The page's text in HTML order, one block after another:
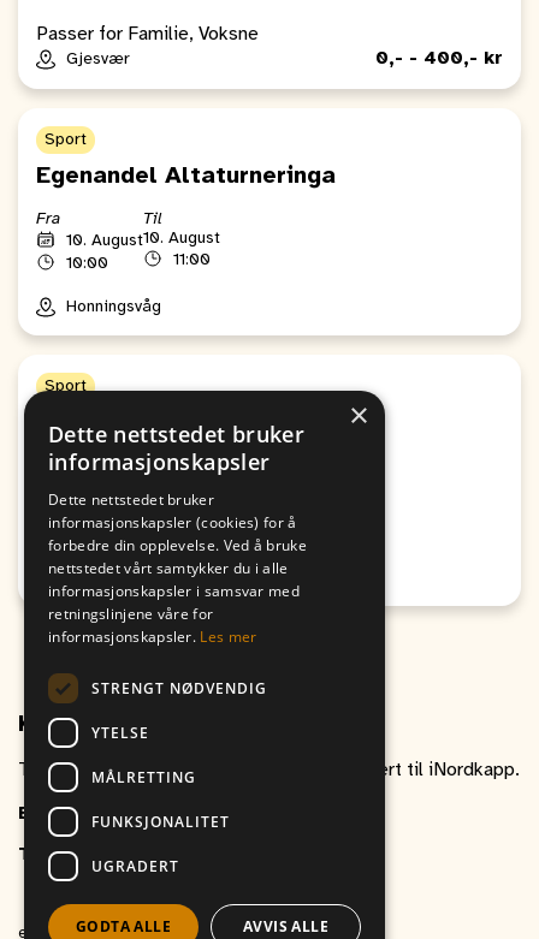
Passer for Familie, Voksne
Gjesvær 0,- - 400,- kr
Sport
Egenandel Altaturneringa
Fra
10. August
10:00
Til
10. August
11:00
Honningsvåg
Sport
A-Lag
Fra
19:20
Til
20:20
Passer for Unge, Voksne
Honningsvåg
Kontakt oss
Ta gjerne kontakt om du har spørsmål relatert til iNordkapp.
E-post
inordkapp@vitikka.no
Telefon
et produkt avVitikka AS
×
Dette nettstedet bruker
informasjonskapsler
Dette nettstedet bruker
informasjonskapsler (cookies) for å
forbedre din opplevelse. Ved å bruke
nettstedet vårt samtykker du i alle
informasjonskapsler i samsvar med
retningslinjene våre for
informasjonskapsler. Les mer
STRENGT NØDVENDIG
YTELSE
MÅLRETTING
FUNKSJONALITET
UGRADERT
GODTA ALLE AVVIS ALLE